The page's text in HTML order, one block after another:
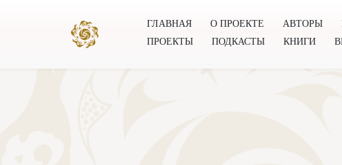
ГЛАВНАЯ О ПРОЕКТЕ АВТОРЫ
ПРОЕКТЫ
ПОДКАСТЫ КНИГИ